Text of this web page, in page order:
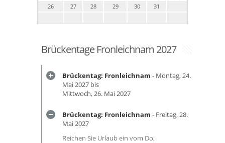
26
27 28 29 30 31
Brückentage Fronleichnam 2027
Brückentag: Fronleichnam - Montag, 24.
Mai 2027 bis
Mittwoch, 26. Mai 2027
Brückentag: Fronleichnam - Freitag, 28.
Mai 2027
Reichen Sie Urlaub ein vom Do,